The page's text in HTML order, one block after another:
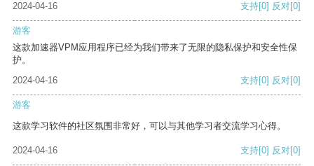
2024-04-16 支持[0] 反对[0]
游客
这款加速器VPM应用程序已经为我们带来了无限的隐私保护和安全性保
护。
2024-04-16
支持[0] 反对[0]
游客
这款学习软件的社区氛围非常好，可以与其他学习者交流学习心得。
2024-04-16 支持[0] 反对[0]